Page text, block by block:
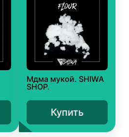
Мдма мукой. SHIWA
SHOP.
Купить